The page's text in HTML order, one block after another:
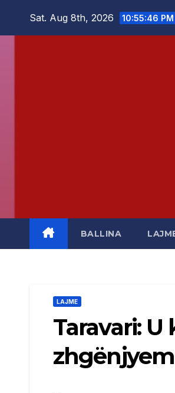
Sat. Aug 8th, 2026 10:55:47 PM
BALLINA
LAJME
Taravari: